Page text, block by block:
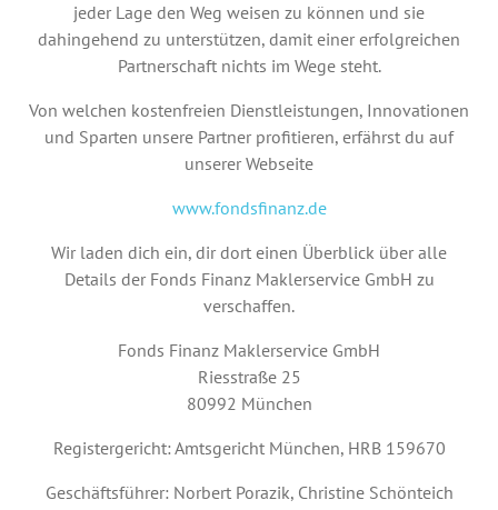
jeder Lage den Weg weisen zu können und sie
dahingehend zu unterstützen, damit einer erfolgreichen
Partnerschaft nichts im Wege steht.
Von welchen kostenfreien Dienstleistungen, Innovationen
und Sparten unsere Partner profitieren, erfährst du auf
unserer Webseite
www.fondsfinanz.de
Wir laden dich ein, dir dort einen Überblick über alle
Details der Fonds Finanz Maklerservice GmbH zu
verschaffen.
Fonds Finanz Maklerservice GmbH
Riesstraße 25
80992 München
Registergericht: Amtsgericht München, HRB 159670
Geschäftsführer: Norbert Porazik, Christine Schönteich